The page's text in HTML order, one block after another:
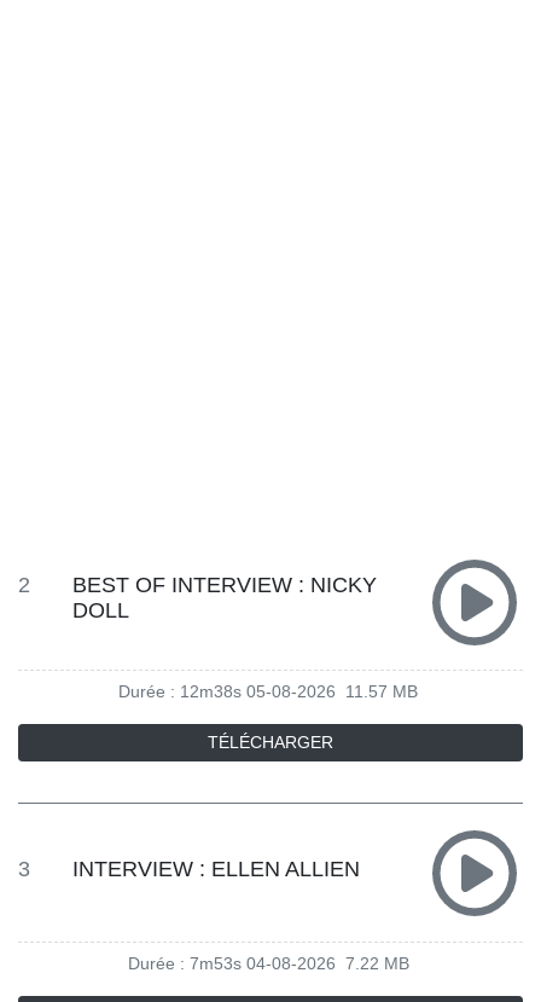
2
BEST OF INTERVIEW : NICKY
DOLL
Durée : 12m38s 05-08-2026 11.57 MB
TÉLÉCHARGER
3 INTERVIEW : ELLEN ALLIEN
Durée : 7m53s 04-08-2026 7.22 MB